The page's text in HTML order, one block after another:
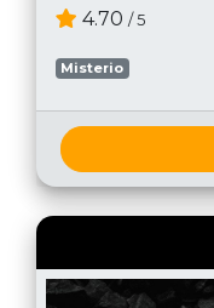
4.70 / 5
Misterio